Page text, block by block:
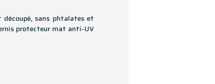
sans phtalates et
protecteur mat anti-UV